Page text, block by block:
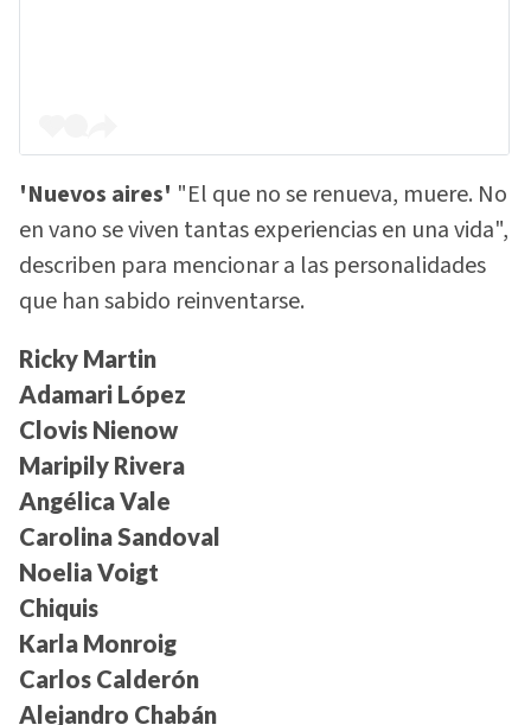
'Nuevos aires' "El que no se renueva, muere. No
en vano se viven tantas experiencias en una vida",
describen para mencionar a las personalidades
que han sabido reinventarse.
Ricky Martin
Adamari López
Clovis Nienow
Maripily Rivera
Angélica Vale
Carolina Sandoval
Noelia Voigt
Chiquis
Karla Monroig
Carlos Calderón
Alejandro Chabán